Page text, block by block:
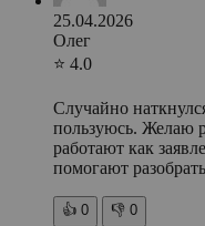
25.04.2026
Олег
⭐ 4.0
Случайно
пользуюсь. Желаю
работают как
помогают
👍 0 👎 0